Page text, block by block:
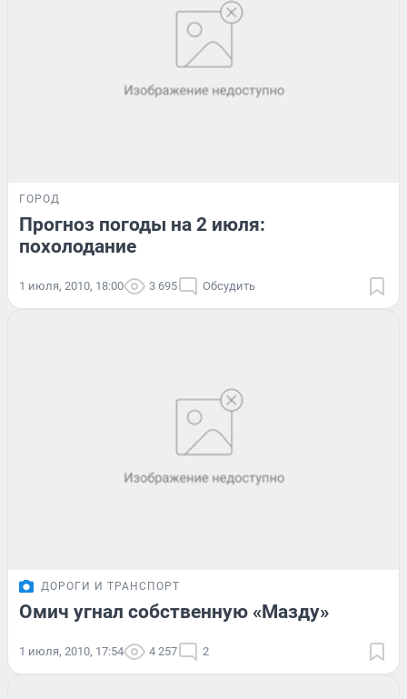
ГОРОД
Прогноз погоды на 2 июля:
похолодание
1 июля, 2010, 18:00 3 695 Обсудить
ДОРОГИ И ТРАНСПОРТ
Омич угнал собственную «Мазду»
1 июля, 2010, 17:54 4 257 2